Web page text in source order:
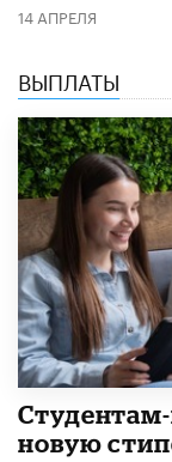
14 АПРЕЛЯ
ВЫПЛАТЫ
новую